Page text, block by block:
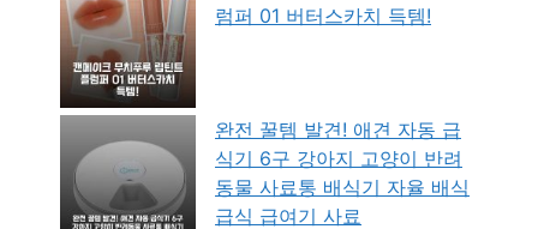
럼퍼 01 버터스카치 득템!
완전 꿀템 발견! 애견 자동 급
식기 6구 강아지 고양이 반려
동물 사료통 배식기 자율 배식
급식 급여기 사료